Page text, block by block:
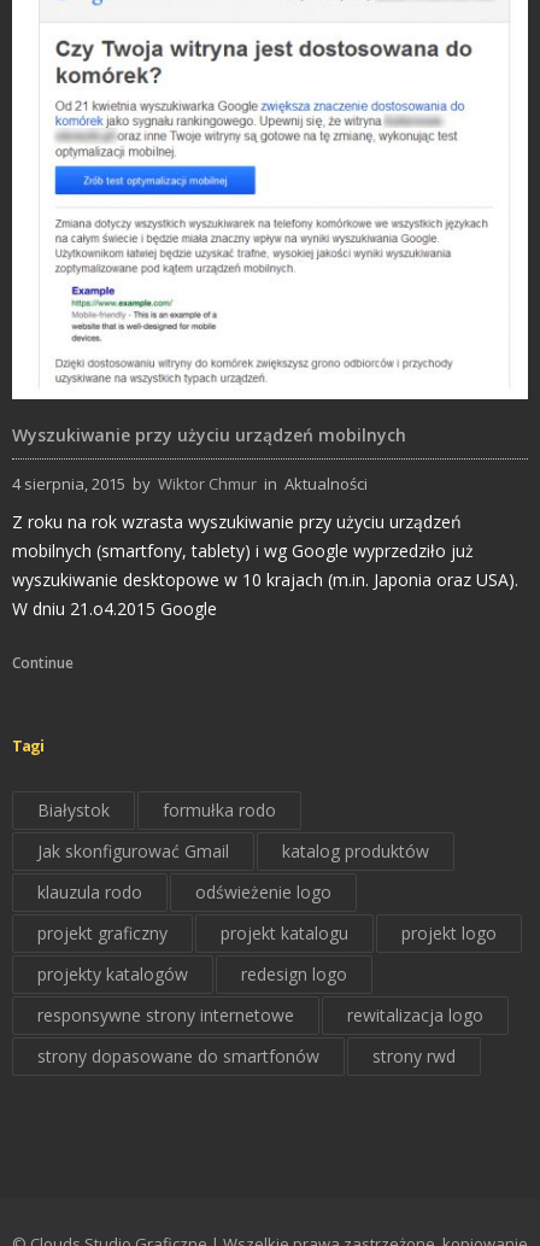
Wyszukiwanie przy użyciu urządzeń mobilnych
4 sierpnia, 2015 by Wiktor Chmur in Aktualności
Z roku na rok wzrasta wyszukiwanie przy użyciu urządzeń
mobilnych (smartfony, tablety) i wg Google wyprzedziło już
wyszukiwanie desktopowe w 10 krajach (m.in. Japonia oraz USA).
W dniu 21.o4.2015 Google
Continue
Tagi
Białystok
formułka rodo
Jak skonfigurować Gmail
katalog produktów
klauzula rodo
odświeżenie logo
projekt graficzny
projekt katalogu
projekt logo
projekty katalogów
redesign logo
responsywne strony internetowe
rewitalizacja logo
strony dopasowane do smartfonów
strony rwd